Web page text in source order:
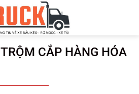
TRỘM CẮP HÀNG HÓA